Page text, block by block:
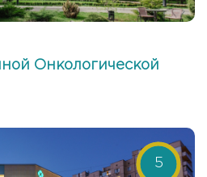
Онкологической
5